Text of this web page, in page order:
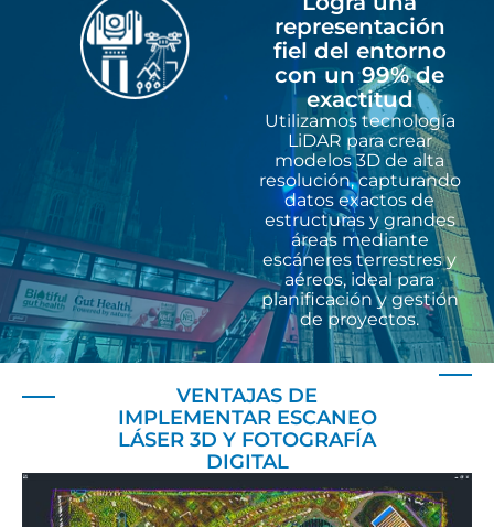
representación
fiel del entorno
con un 99% de
exactitud
Utilizamos tecnología
LiDAR para crear
modelos 3D de alta
resolución, capturando
datos exactos de
estructuras y grandes
áreas mediante
escáneres terrestres y
aéreos, ideal para
planificación y gestión
de proyectos.
VENTAJAS DE
IMPLEMENTAR ESCANEO
LÁSER 3D Y FOTOGRAFÍA
DIGITAL